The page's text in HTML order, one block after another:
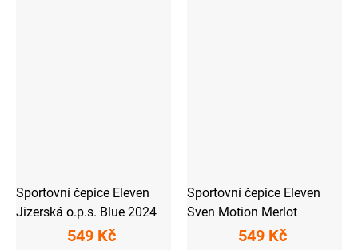
Sportovní čepice Eleven
Jizerská o.p.s. Blue 2024
549 Kč
Sportovní čepice Eleven
Sven Motion Merlot
549 Kč